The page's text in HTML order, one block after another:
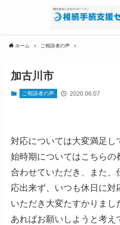
ホーム ご相談者の声
加古川市
ご相談者の声 2020.06.07
対応については大変満足し
始時期についてはこちらの
合わせていただき、また、
応出来ず、いつも休日に対
いただき大変たすかりまし
あればお願いしようと考え